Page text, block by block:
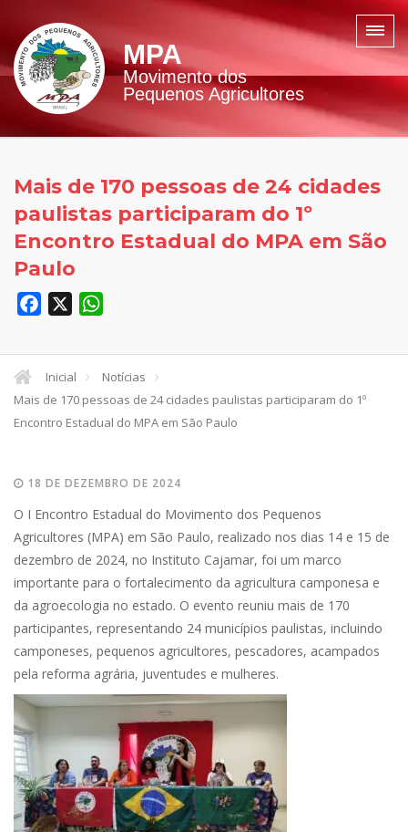
MPA
Movimento dos
Pequenos Agricultores
Mais de 170 pessoas de 24 cidades
paulistas participaram do 1º
Encontro Estadual do MPA em São
Paulo
Facebook
Inicial
Notícias
Mais de 170 pessoas de 24 cidades paulistas participaram do 1º
Encontro Estadual do MPA em São Paulo
18 DE DEZEMBRO DE 2024
O I Encontro Estadual do Movimento dos Pequenos
Agricultores (MPA) em São Paulo, realizado nos dias 14 e 15 de
dezembro de 2024, no Instituto Cajamar, foi um marco
importante para o fortalecimento da agricultura camponesa e
da agroecologia no estado. O evento reuniu mais de 170
participantes, representando 24 municípios paulistas, incluindo
camponeses, pequenos agricultores, pescadores, acampados
pela reforma agrária, juventudes e mulheres.